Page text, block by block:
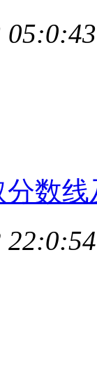
05:0:43
分数线
22:0:54